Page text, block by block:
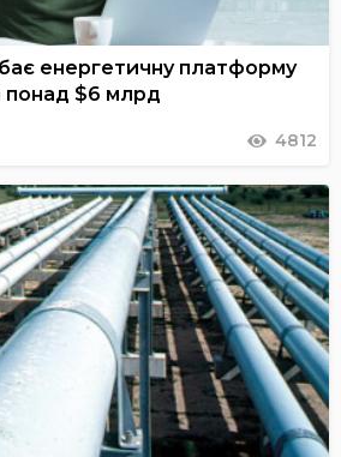
енергетичну платформу
понад $6 млрд
4812